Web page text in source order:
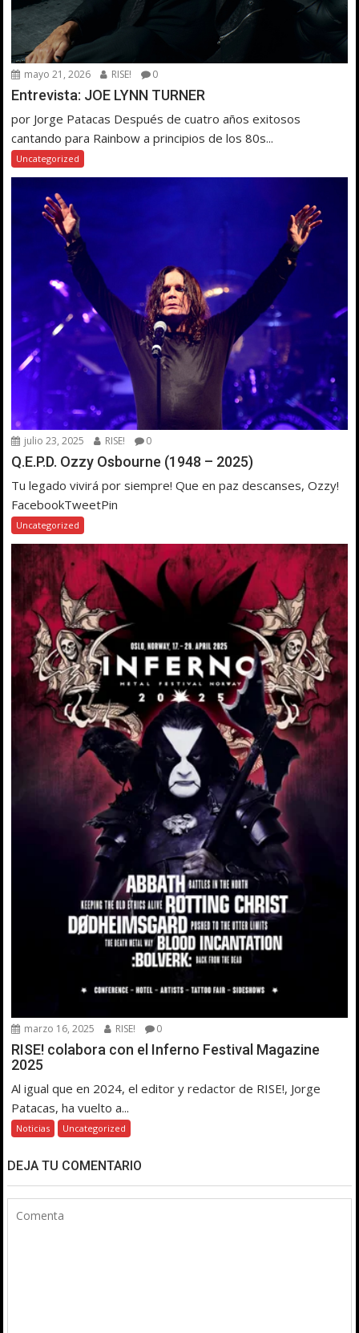
mayo 21, 2026 RISE! 0
Entrevista: JOE LYNN TURNER
por Jorge Patacas Después de cuatro años exitosos
cantando para Rainbow a principios de los 80s...
Uncategorized
julio 23, 2025 RISE! 0
Q.E.P.D. Ozzy Osbourne (1948 – 2025)
Tu legado vivirá por siempre! Que en paz descanses, Ozzy!
FacebookTweetPin
Uncategorized
marzo 16, 2025 RISE! 0
RISE! colabora con el Inferno Festival Magazine
2025
Al igual que en 2024, el editor y redactor de RISE!, Jorge
Patacas, ha vuelto a...
Noticias Uncategorized
DEJA TU COMENTARIO